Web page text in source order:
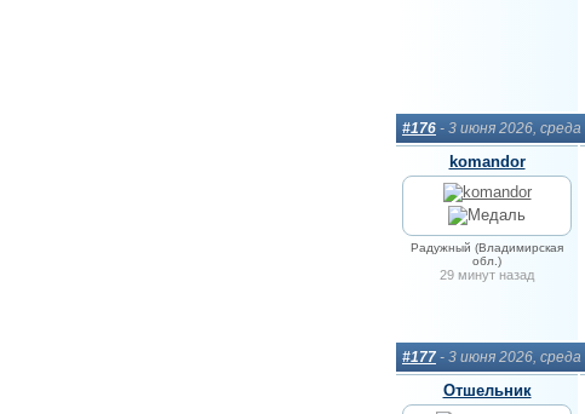
#176 - 3 июня 2026, среда
komandor
Радужный (Владимирская
обл.)
29 минут назад
#177 - 3 июня 2026, среда
Отшельник